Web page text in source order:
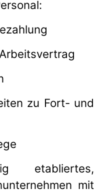
zu Fort- und
etabliertes,
mit